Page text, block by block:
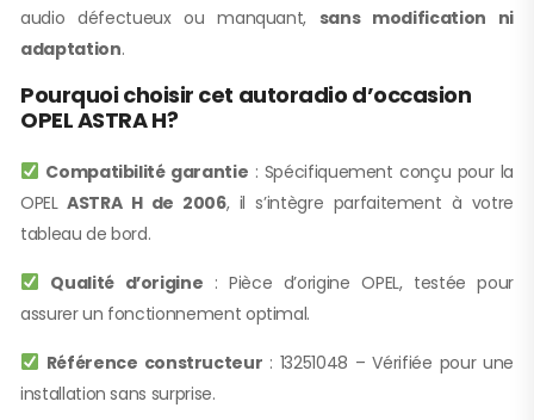
audio défectueux ou manquant, sans modification ni
adaptation.
Pourquoi choisir cet autoradio d’occasion
OPEL ASTRA H?
Compatibilité garantie : Spécifiquement conçu pour la
OPELASTRA H de 2006, il s’intègre parfaitement à votre
tableau de bord.
Qualité d’origine : Pièce d’origine OPEL, testée pour
assurer un fonctionnement optimal.
Référence constructeur : 13251048 – Vérifiée pour une
installation sans surprise.